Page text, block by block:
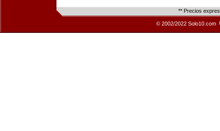
** Precios
© 2002/2022 Solo10.com